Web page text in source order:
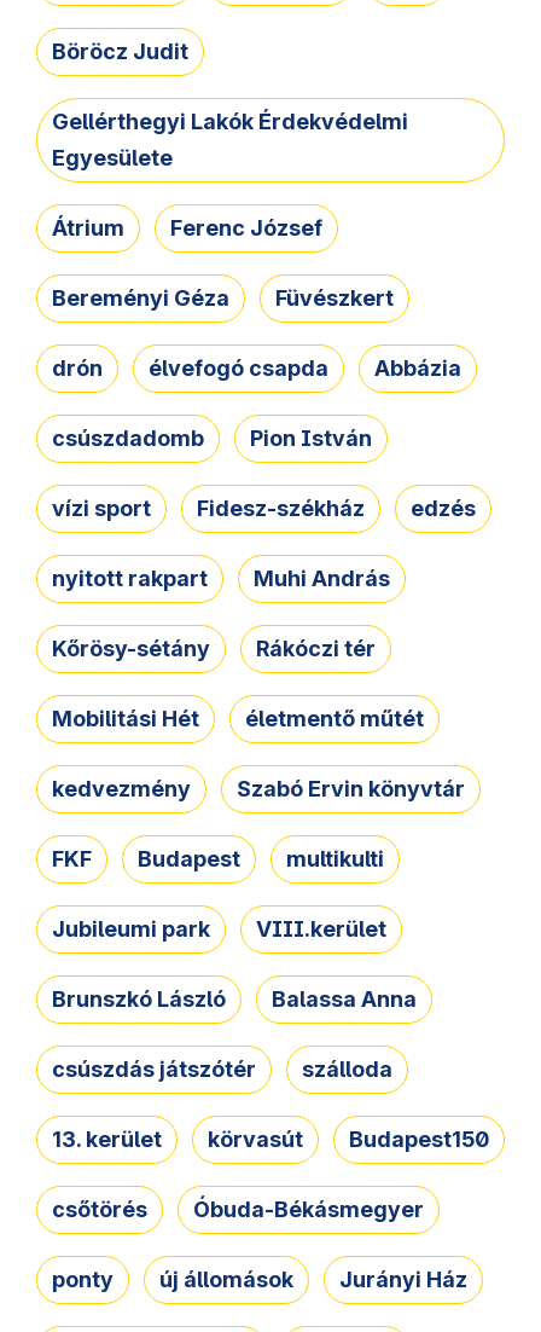
Böröcz Judit
Gellérthegyi Lakók Érdekvédelmi
Egyesülete
Átrium Ferenc József
Bereményi Géza Füvészkert
drón élvefogó csapda Abbázia
csúszdadomb Pion István
vízi sport Fidesz-székház edzés
nyitott rakpart Muhi András
Kőrösy-sétány Rákóczi tér
Mobilitási Hét életmentő műtét
kedvezmény Szabó Ervin könyvtár
FKF Budapest multikulti
Jubileumi park VIII.kerület
Brunszkó László Balassa Anna
csúszdás játszótér szálloda
13. kerület körvasút Budapest150
csőtörés Óbuda-Békásmegyer
ponty új állomások Jurányi Ház